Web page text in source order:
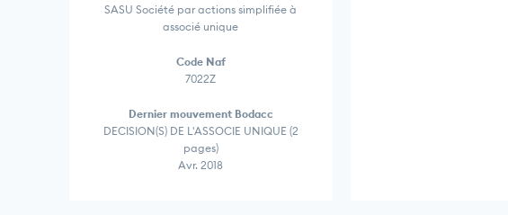
SASU Société par actions simplifiée à
associé unique
Code Naf
7022Z
Dernier mouvement Bodacc
DECISION(S) DE L'ASSOCIE UNIQUE (2
pages)
Avr. 2018